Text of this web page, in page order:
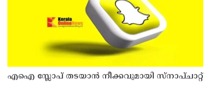
എഐ സ്ലോപ് തടയാൻ നീക്കവുമായി സ്നാപ്ചാറ്റ്